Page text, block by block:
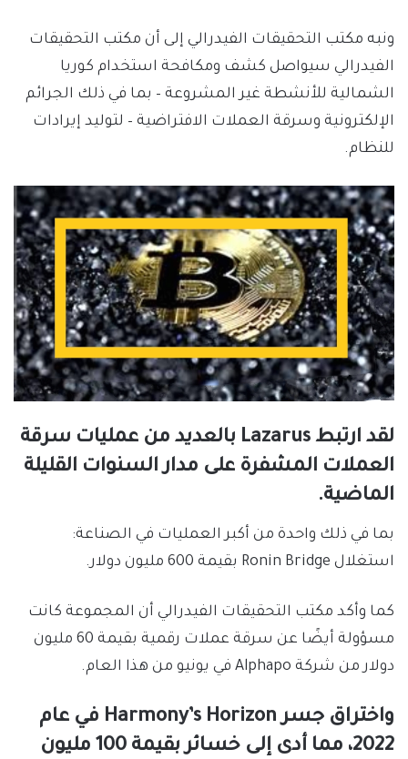
ونبه مكتب التحقيقات الفيدرالي إلى أن مكتب التحقيقات
الفيدرالي سيواصل كشف ومكافحة استخدام كوريا
الشمالية للأنشطة غير المشروعة – بما في ذلك الجرائم
الإلكترونية وسرقة العملات الافتراضية – لتوليد إيرادات
للنظام.
لقد ارتبط Lazarus بالعديد من عمليات سرقة
العملات المشفرة على مدار السنوات القليلة
الماضية.
بما في ذلك واحدة من أكبر العمليات في الصناعة:
استغلال Ronin Bridge بقيمة 600 مليون دولار.
كما وأكد مكتب التحقيقات الفيدرالي أن المجموعة كانت
مسؤولة أيضًا عن سرقة عملات رقمية بقيمة 60 مليون
دولار من شركة Alphapo في يونيو من هذا العام.
واختراق جسر Harmony’s Horizon في عام
2022، مما أدى إلى خسائر بقيمة 100 مليون